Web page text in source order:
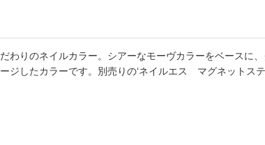
わりのネイルカラー。シアーなモーヴカラーをベースに
ジしたカラーです。別売りの‘ネイルエス マグネットス